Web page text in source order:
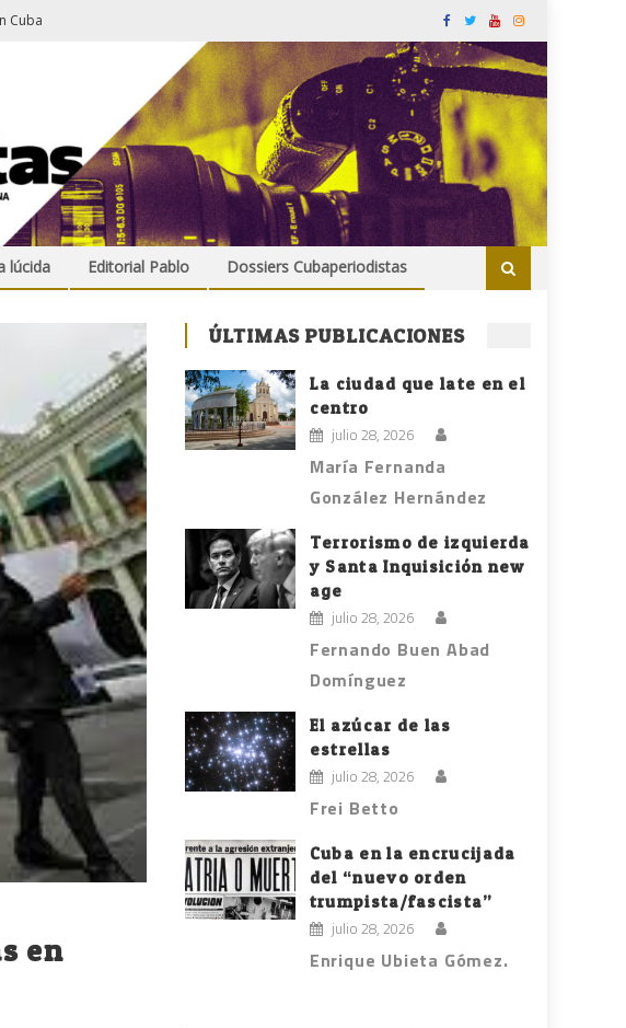
Cuba
lúcida Editorial Pablo Dossiers Cubaperiodistas
en
ÚLTIMAS PUBLICACIONES
La ciudad que late en el
centro
julio 28, 2026
María Fernanda
González Hernández
Terrorismo de izquierda
y Santa Inquisición new
age
julio 28, 2026
Fernando Buen Abad
Domínguez
El azúcar de las
estrellas
julio 28, 2026
Frei Betto
Cuba en la encrucijada
del “nuevo orden
trumpista/fascista”
julio 28, 2026
Enrique Ubieta Gómez.